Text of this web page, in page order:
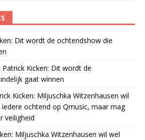
Dit wordt de ochtendshow die
Patrick Kicken: Dit wordt de
gaat winnen
Kicken: Miljuschka Witzenhausen wil
ochtend op Qmusic, maar mag
veiligheid
Miljuschka Witzenhausen wil wel